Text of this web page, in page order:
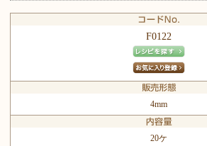
F0122
4mm
20ケ